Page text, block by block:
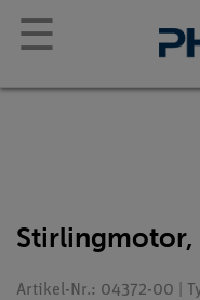
☰
Stirlingmotor,
Artikel-Nr.: 04372-00 |